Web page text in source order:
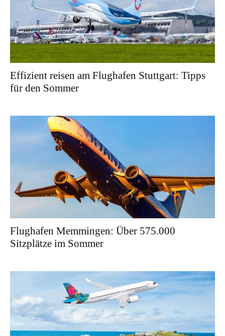
Effizient reisen am Flughafen Stuttgart: Tipps
für den Sommer
Flughafen Memmingen: Über 575.000
Sitzplätze im Sommer